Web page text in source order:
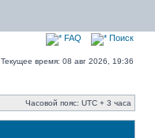
FAQ Поиск
Текущее время: 08 авг 2026, 19:36
Часовой пояс: UTC + 3 часа